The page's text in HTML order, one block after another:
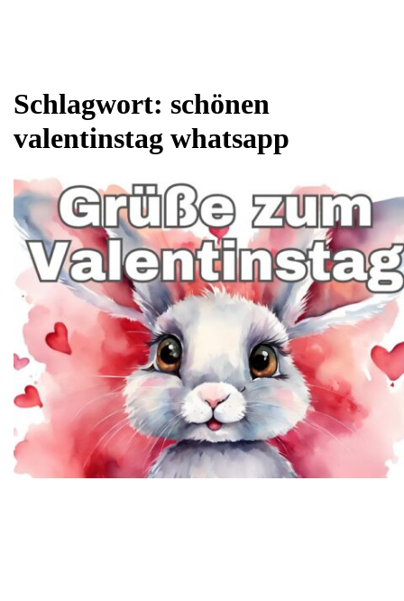
Schlagwort: schönen
valentinstag whatsapp